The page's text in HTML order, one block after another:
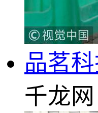
品茗
千龙网